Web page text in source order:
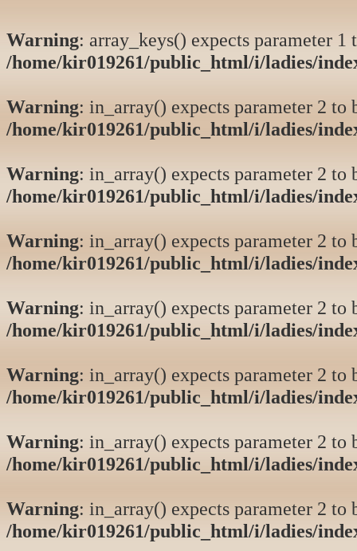
Warning: array_keys() expects parameter
/home/kir019261/public_html/i/ladies/
Warning: in_array() expects parameter 2 to
/home/kir019261/public_html/i/ladies/
Warning: in_array() expects parameter 2 to
/home/kir019261/public_html/i/ladies/
Warning: in_array() expects parameter 2 to
/home/kir019261/public_html/i/ladies/
Warning: in_array() expects parameter 2 to
/home/kir019261/public_html/i/ladies/
Warning: in_array() expects parameter 2 to
/home/kir019261/public_html/i/ladies/
Warning: in_array() expects parameter 2 to
/home/kir019261/public_html/i/ladies/
Warning: in_array() expects parameter 2 to
/home/kir019261/public_html/i/ladies/